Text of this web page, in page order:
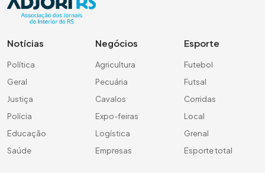
Notícias
Política
Geral
Justiça
Polícia
Educação
Saúde
Negócios
Agricultura
Pecuária
Cavalos
Expo-feiras
Logística
Empresas
Esporte
Futebol
Futsal
Corridas
Local
Grenal
Esporte total